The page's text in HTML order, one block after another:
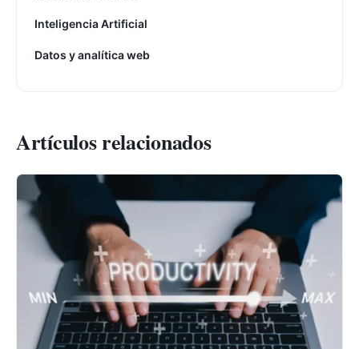
Inteligencia Artificial
Datos y analítica web
Artículos relacionados